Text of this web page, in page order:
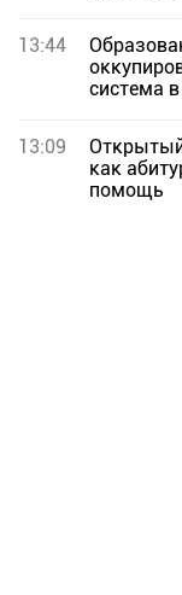
13:44
система
13:09
как
помощь